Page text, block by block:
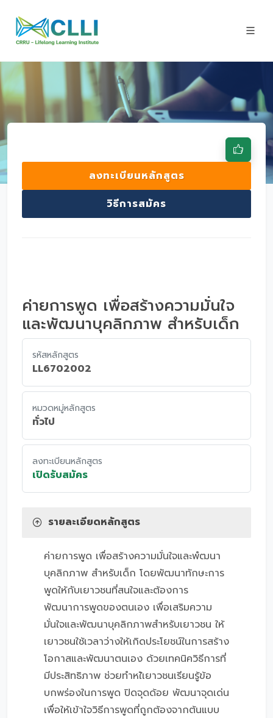
ลงทะเบียนหลักสูตร
วิธีการสมัคร
ค่ายการพูด เพื่อสร้างความมั่นใจ
และพัฒนาบุคลิกภาพ สำหรับเด็ก
รหัสหลักสูตร
LL6702002
หมวดหมู่หลักสูตร
ทั่วไป
ลงทะเบียนหลักสูตร
เปิดรับสมัคร
รายละเอียดหลักสูตร
ค่ายการพูด เพื่อสร้างความมั่นใจและพํฒนา
บุคลิกภาพ สำหรับเด็ก โดยพัฒนาทักษะการ
พูดให้กับเยาวชนที่สนใจและต้องการ
พัฒนาการพูดของตนเอง เพื่อเสริมความ
มั่นใจและพัฒนาบุคลิกภาพสำหรับเยาวชน ให้
เยาวชนใช้เวลาว่างให้เกิดประโยชน์ในการสร้าง
โอกาสและพัฒนาตนเอง ด้วยเทคนิควิธีการที่
มีประสิทธิภาพ ช่วยทำหใ้เยาวชนเรียนรู้ข้อ
บกพร่องในการพูด ปิดจุดด้อย พัฒนาจุดเด่น
เพื่อให้เข้าใจวิธีการพูดที่ถูกต้องจากต้นแบบ